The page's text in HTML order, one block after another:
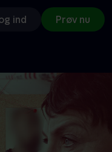
ind Prøv nu